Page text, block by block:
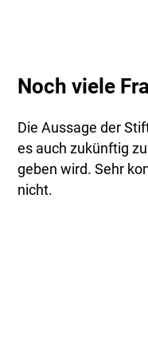
Noch viele
Die Aussage der
es auch zukünftig
geben wird. Sehr
nicht.